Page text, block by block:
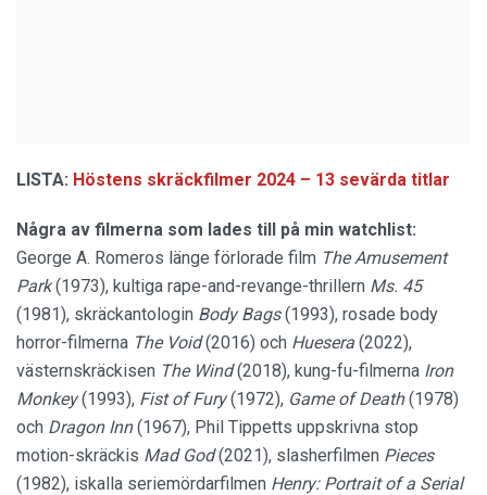
LISTA: Höstens skräckfilmer 2024 – 13 sevärda titlar
Några av filmerna som lades till på min watchlist:
George A. Romeros länge förlorade film The Amusement
Park(1973), kultiga rape-and-revange-thrillern Ms. 45
(1981), skräckantologin Body Bags(1993), rosade body
horror-filmerna The Void(2016) och Huesera (2022),
västernskräckisen The Wind(2018), kung-fu-filmerna Iron
Monkey(1993), Fist of Fury(1972), Game of Death(1978)
och Dragon Inn(1967), Phil Tippetts uppskrivna stop
motion-skräckis Mad God(2021), slasherfilmen Pieces
(1982), iskalla seriemördarfilmen Henry: Portrait of a Serial